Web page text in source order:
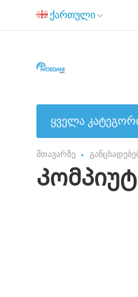
ქართული
ყველა
მთავარზე